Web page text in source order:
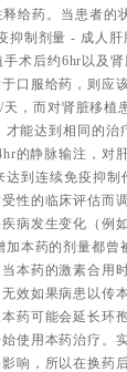
给药。当患者的
制剂量 - 成人
术后约6hr以及
口服给药，则应
，而对肾脏移
能达到相同的
的静脉输注，对
到连续免疫抑
性的临床评估而
病发生变化（例
本药的剂量都
本药的激素合用
效如果病患以传
药可能会延长环
使用本药治疗。
响，所以在换药